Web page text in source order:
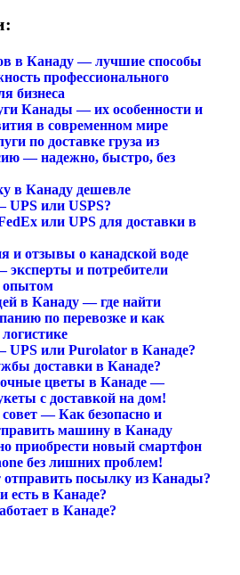
в Канаду — лучшие способы
профессионального
бизнеса
Канады — их особенности и
в современном мире
по доставке груза из
— надежно, быстро, без
в Канаду дешевле
UPS или USPS?
или UPS для доставки в
и отзывы о канадской воде
и потребители
опытом
в Канаду — где найти
по перевозке и как
UPS или Purolator в Канаде?
доставки в Канаде?
цветы в Канаде —
с доставкой на дом!
— Как безопасно и
машину в Канаду
приобрести новый смартфон
без лишних проблем!
отправить посылку из Канады?
есть в Канаде?
в Канаде?